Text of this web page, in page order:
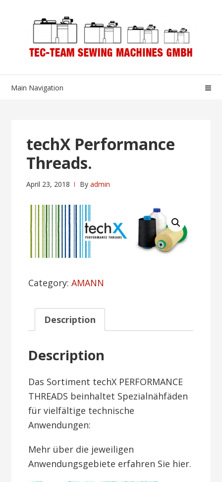
Main Navigation
techX Performance
Threads.
April 23, 2018 Byadmin
Category:AMANN
Description
Description
Das Sortiment techX PERFORMANCE
THREADS beinhaltet Spezialnähfäden
für vielfältige technische
Anwendungen:
Mehr über die jeweiligen
Anwendungsgebiete erfahren Sie hier.